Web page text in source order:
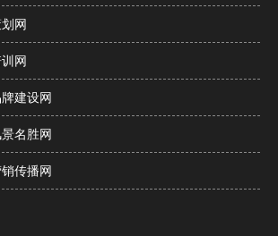
网
网
建设网
名胜网
传播网